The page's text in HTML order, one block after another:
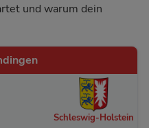
und warum dein
Schleswig-Holstein